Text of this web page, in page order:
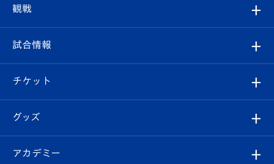
クラブ
試合情報
チケット
イベント
クラブ概要
エンブレム紹介
スタッフプロフィール
観戦
観戦ルール
はじめての観戦ガイド
Revive Team
試合情報
試合日程/結果
フォトギャラリー
チケット
チケット
グッズ
オンラインショップ
アカデミー